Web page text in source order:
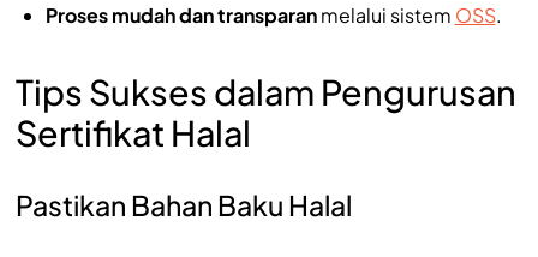
Proses mudah dan transparanmelalui sistem OSS.
Tips Sukses dalam Pengurusan
Sertifikat Halal
Pastikan Bahan Baku Halal